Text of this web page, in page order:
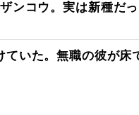
ンコウ。実は新種だ
ていた。無職の彼が